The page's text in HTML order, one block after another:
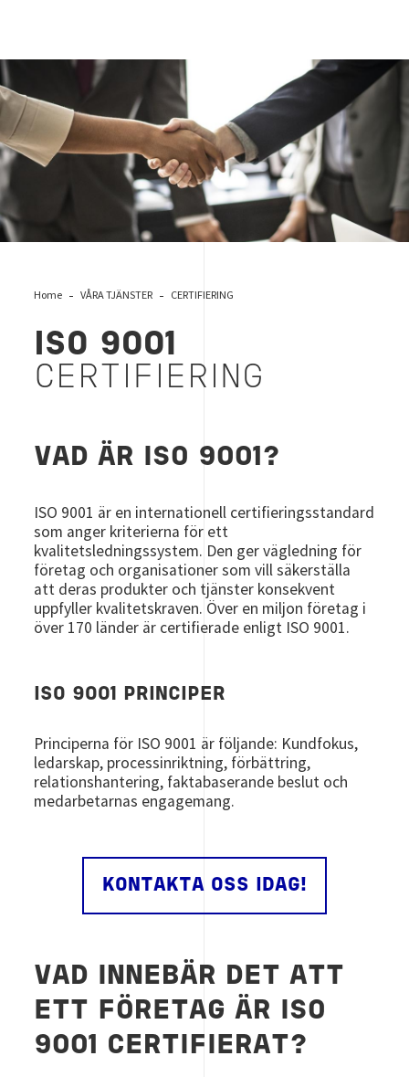
Kvalitet
Home VÅRA TJÄNSTER CERTIFIERING
ISO 9001
CERTIFIERING
VAD ÄR ISO 9001?
ISO 9001 är en internationell certifieringsstandard
som anger kriterierna för ett
kvalitetsledningssystem. Den ger vägledning för
företag och organisationer som vill säkerställa
att deras produkter och tjänster konsekvent
uppfyller kvalitetskraven. Över en miljon företag i
över 170 länder är certifierade enligt ISO 9001.
ISO 9001 PRINCIPER
Principerna för ISO 9001 är följande: Kundfokus,
ledarskap, processinriktning, förbättring,
relationshantering, faktabaserande beslut och
medarbetarnas engagemang.
KONTAKTA OSS IDAG!
VAD INNEBÄR DET ATT
ETT FÖRETAG ÄR ISO
9001 CERTIFIERAT?